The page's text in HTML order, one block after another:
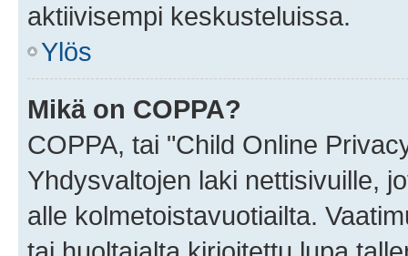
aktiivisempi keskusteluissa.
Ylös
Mikä on COPPA?
COPPA, tai "Child Online
Yhdysvaltojen laki nettisivuille,
alle kolmetoistavuotiailta.